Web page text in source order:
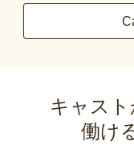
キャス
働け